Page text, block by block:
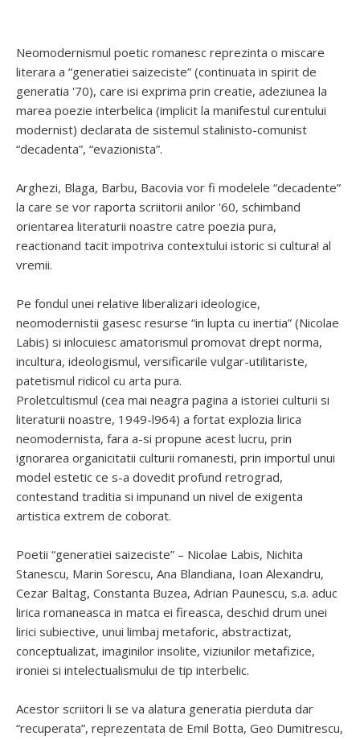
Neomodernismul poetic romanesc reprezinta o miscare
literara a “generatiei saizeciste” (continuata in spirit de
generatia '70), care isi exprima prin creatie, adeziunea la
marea poezie interbelica (implicit la manifestul curentului
modernist) declarata de sistemul stalinisto-comunist
“decadenta”, “evazionista”.
Arghezi, Blaga, Barbu, Bacovia vor fi modelele “decadente”
la care se vor raporta scriitorii anilor '60, schimband
orientarea literaturii noastre catre poezia pura,
reactionand tacit impotriva contextului istoric si cultura! al
vremii.
Pe fondul unei relative liberalizari ideologice,
neomodernistii gasesc resurse “in lupta cu inertia” (Nicolae
Labis) si inlocuiesc amatorismul promovat drept norma,
incultura, ideologismul, versificarile vulgar-utilitariste,
patetismul ridicol cu arta pura.
Proletcultismul (cea mai neagra pagina a istoriei culturii si
literaturii noastre, 1949-l964) a fortat explozia lirica
neomodernista, fara a-si propune acest lucru, prin
ignorarea organicitatii culturii romanesti, prin importul unui
model estetic ce s-a dovedit profund retrograd,
contestand traditia si impunand un nivel de exigenta
artistica extrem de coborat.
Poetii “generatiei saizeciste” – Nicolae Labis, Nichita
Stanescu, Marin Sorescu, Ana Blandiana, Ioan Alexandru,
Cezar Baltag, Constanta Buzea, Adrian Paunescu, s.a. aduc
lirica romaneasca in matca ei fireasca, deschid drum unei
lirici subiective, unui limbaj metaforic, abstractizat,
conceptualizat, imaginilor insolite, viziunilor metafizice,
ironiei si intelectualismului de tip interbelic.
Acestor scriitori li se va alatura generatia pierduta dar
“recuperata”, reprezentata de Emil Botta, Geo Dumitrescu,